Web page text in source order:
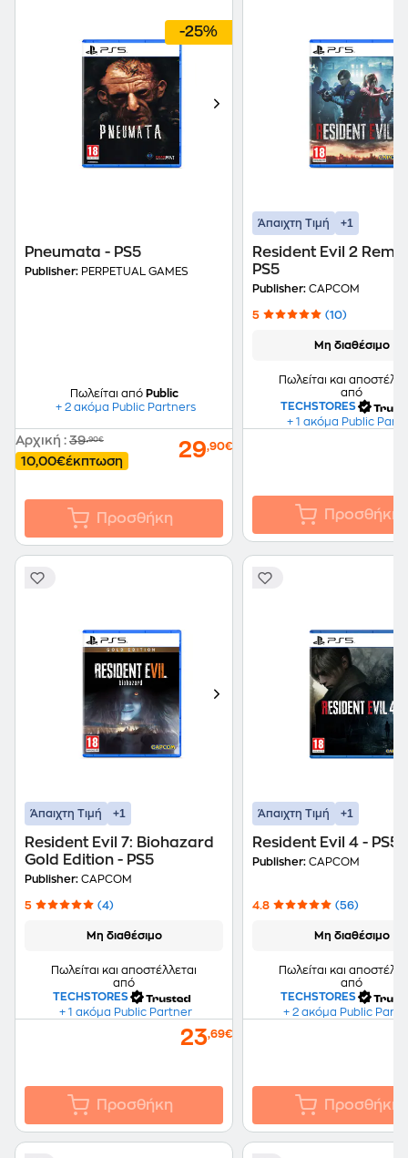
-25%
Pneumata - PS5
Publisher: PERPETUAL GAMES
Πωλείται από Public
+ 2 ακόμα Public Partners
Αρχική : 39,90€
10,00€έκπτωση 29,90€
Προσθήκη
Άπαιχτη Τιμή +1
Resident Evil 2
PS5
Publisher: CAPCOM
5 (10)
Μη διαθέσιμο
Πωλείται και
από
TECHSTORES
+ 1 ακόμα Public
Προσθήκη
Άπαιχτη Τιμή +1
Resident Evil 7: Biohazard
Gold Edition - PS5
Publisher: CAPCOM
5 (4)
Μη διαθέσιμο
Πωλείται και αποστέλλεται
από
TECHSTORES
+ 1 ακόμα Public Partner
23,69€
Προσθήκη
Άπαιχτη Τιμή +1
Resident Evil 4 - PS5
Publisher: CAPCOM
4.8 (56)
Μη διαθέσιμο
Πωλείται και
από
TECHSTORES
+ 2 ακόμα Public
Προσθήκη